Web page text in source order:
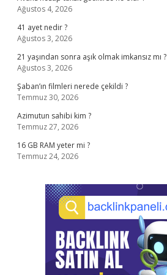
Ağustos 4, 2026
41 ayet nedir ?
Ağustos 3, 2026
21 yaşından sonra aşık olmak imkansız mı ?
Ağustos 3, 2026
Şaban’ın filmleri nerede çekildi ?
Temmuz 30, 2026
Azimutun sahibi kim ?
Temmuz 27, 2026
16 GB RAM yeter mi ?
Temmuz 24, 2026